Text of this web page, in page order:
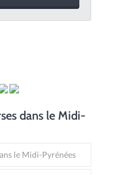
dans le Midi-
le Midi-Pyrénées